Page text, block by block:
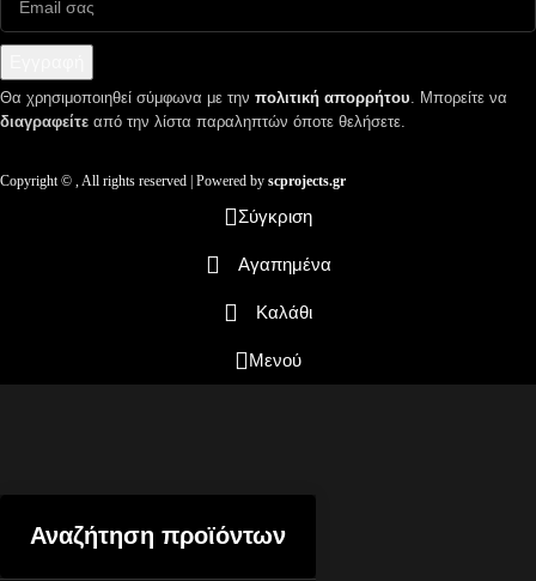
Θα χρησιμοποιηθεί σύμφωνα με την πολιτική απορρήτου . Μπορείτε να
διαγραφείτε από την λίστα παραληπτών όποτε θελήσετε.
Copyright © , All rights reserved | Powered by scprojects.gr
Σύγκριση
Αγαπημένα
Καλάθι
Μενού